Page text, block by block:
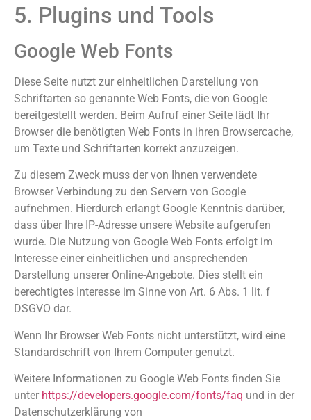
5. Plugins und Tools
Google Web Fonts
Diese Seite nutzt zur einheitlichen Darstellung von
Schriftarten so genannte Web Fonts, die von Google
bereitgestellt werden. Beim Aufruf einer Seite lädt Ihr
Browser die benötigten Web Fonts in ihren Browsercache,
um Texte und Schriftarten korrekt anzuzeigen.
Zu diesem Zweck muss der von Ihnen verwendete
Browser Verbindung zu den Servern von Google
aufnehmen. Hierdurch erlangt Google Kenntnis darüber,
dass über Ihre IP-Adresse unsere Website aufgerufen
wurde. Die Nutzung von Google Web Fonts erfolgt im
Interesse einer einheitlichen und ansprechenden
Darstellung unserer Online-Angebote. Dies stellt ein
berechtigtes Interesse im Sinne von Art. 6 Abs. 1 lit. f
DSGVO dar.
Wenn Ihr Browser Web Fonts nicht unterstützt, wird eine
Standardschrift von Ihrem Computer genutzt.
Weitere Informationen zu Google Web Fonts finden Sie
unter https://developers.google.com/fonts/faq und in der
Datenschutzerklärung von